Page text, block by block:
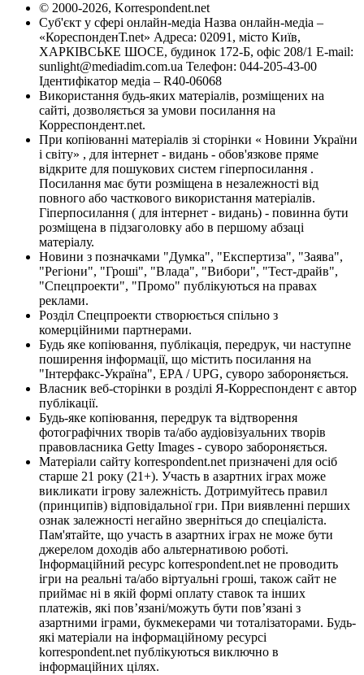
© 2000-2026, Korrespondent.net
Суб'єкт у сфері онлайн-медіа Назва онлайн-медіа –
«КореспонденТ.net» Адреса: 02091, місто Київ,
ХАРКІВСЬКЕ ШОСЕ, будинок 172-Б, офіс 208/1 E-mail:
sunlight@mediadim.com.ua Телефон: 044-205-43-00
Ідентифікатор медіа – R40-06068
Використання будь-яких матеріалів, розміщених на
сайті, дозволяється за умови посилання на
Корреспондент.net.
При копіюванні матеріалів зі сторінки « Новини України
і світу» , для інтернет - видань - обов'язкове пряме
відкрите для пошукових систем гіперпосилання .
Посилання має бути розміщена в незалежності від
повного або часткового використання матеріалів.
Гіперпосилання ( для інтернет - видань) - повинна бути
розміщена в підзаголовку або в першому абзаці
матеріалу.
Новини з позначками "Думка", "Експертиза", "Заява",
"Регіони", "Гроші", "Влада", "Вибори", "Тест-драйв",
"Спецпроекти", "Промо" публікуються на правах
реклами.
Розділ Спецпроекти створюється спільно з
комерційними партнерами.
Будь яке копіювання, публікація, передрук, чи наступне
поширення інформації, що містить посилання на
"Інтерфакс-Україна", EPA / UPG, суворо забороняється.
Власник веб-сторінки в розділі Я-Корреспондент є автор
публікації.
Будь-яке копіювання, передрук та відтворення
фотографічних творів та/або аудіовізуальних творів
правовласника Getty Images - суворо забороняється.
Матеріали сайту korrespondent.net призначені для осіб
старше 21 року (21+). Участь в азартних іграх може
викликати ігрову залежність. Дотримуйтесь правил
(принципів) відповідальної гри. При виявленні перших
ознак залежності негайно зверніться до спеціаліста.
Пам'ятайте, що участь в азартних іграх не може бути
джерелом доходів або альтернативою роботі.
Інформаційний ресурс korrespondent.net не проводить
ігри на реальні та/або віртуальні гроші, також сайт не
приймає ні в якій формі оплату ставок та інших
платежів, які пов’язані/можуть бути пов’язані з
азартними іграми, букмекерами чи тоталізаторами. Будь-
які матеріали на інформаційному ресурсі
korrespondent.net публікуються виключно в
інформаційних цілях.